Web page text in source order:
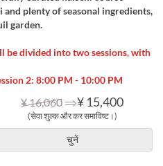
plenty of seasonal ingredients,
garden.
be divided into two sessions, with
2: 8:00 PM - 10:00 PM
¥ 16,060 ⇒¥ 15,400
(सेवा शुल्क और कर समाविष्ट।)
चुनें